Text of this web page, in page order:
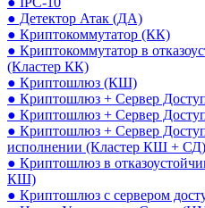
● Детектор Атак (ДА)
● Криптокоммутатор (КК)
● Криптокоммутатор в
(Кластер КК)
● Криптошлюз (КШ)
● Криптошлюз + Сервер
● Криптошлюз + Сервер
● Криптошлюз + Сервер
исполнении (Кластер КШ + СД)
● Криптошлюз в
КШ)
● Криптошлюз с сервером